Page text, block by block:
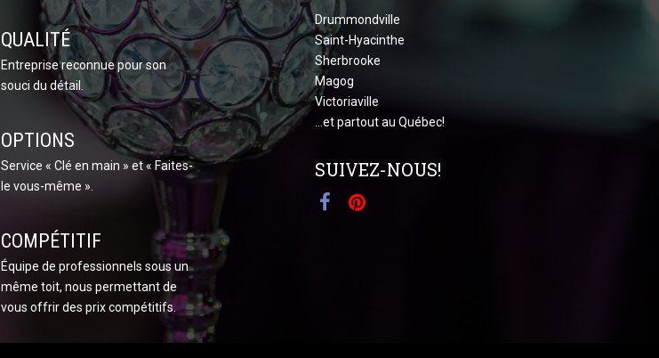
QUALITÉ
Entreprise reconnue pour son
souci du détail.
OPTIONS
Service « Clé en main » et « Faites-
le vous-même ».
COMPÉTITIF
Équipe de professionnels sous un
même toit, nous permettant de
vous offrir des prix compétitifs.
Drummondville
Saint-Hyacinthe
Sherbrooke
Magog
Victoriaville
...et partout au Québec!
SUIVEZ-NOUS!